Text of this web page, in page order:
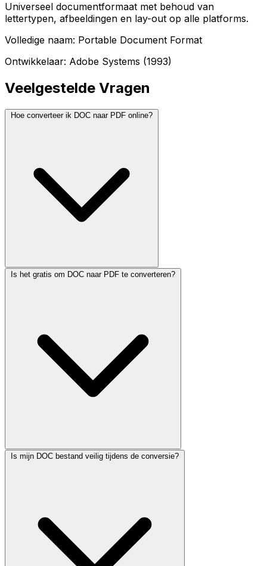
Universeel documentformaat met behoud van
lettertypen, afbeeldingen en lay-out op alle platforms.
Volledige naam: Portable Document Format
Ontwikkelaar: Adobe Systems (1993)
Veelgestelde Vragen
Hoe converteer ik DOC naar PDF online?
Is het gratis om DOC naar PDF te converteren?
Is mijn DOC bestand veilig tijdens de conversie?